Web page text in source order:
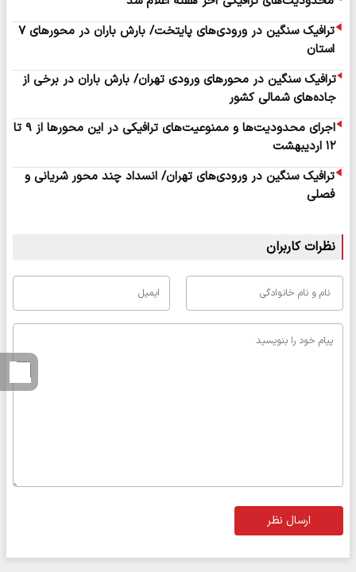
ترافیک سنگین در ورودی‌های پایتخت/ بارش باران در محورهای ۷
استان
ترافیک سنگین در محورهای ورودی تهران/ بارش باران در برخی از
جاده‌های شمالی کشور
اجرای محدودیت‌ها و ممنوعیت‌های ترافیکی در این محورها از ۹ تا
۱۲ اردیبهشت
ترافیک سنگین در ورودی‌های تهران/ انسداد چند محور شریانی و
فصلی
نظرات کاربران
ارسال نظر